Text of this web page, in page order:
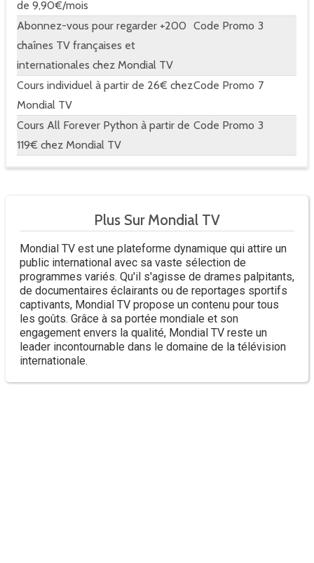
de 9,90€/mois
Abonnez-vous pour regarder +200
chaînes TV françaises et
internationales chez Mondial TV
Code Promo 3
Cours individuel à partir de 26€ chez
Mondial TV
Code Promo 7
Cours All Forever Python à partir de
119€ chez Mondial TV
Code Promo 3
Plus Sur Mondial TV
Mondial TV est une plateforme dynamique qui attire un
public international avec sa vaste sélection de
programmes variés. Qu'il s'agisse de drames palpitants,
de documentaires éclairants ou de reportages sportifs
captivants, Mondial TV propose un contenu pour tous
les goûts. Grâce à sa portée mondiale et son
engagement envers la qualité, Mondial TV reste un
leader incontournable dans le domaine de la télévision
internationale.